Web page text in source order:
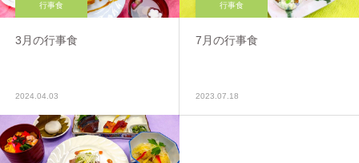
行事食
3月の行事食
2024.04.03
行事食
7月の行事食
2023.07.18